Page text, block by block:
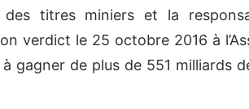
titres miniers et la
verdict le 25 octobre 2016 à
gagner de plus de 551 milliards